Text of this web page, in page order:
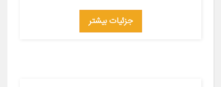
جزئیات بیشتر